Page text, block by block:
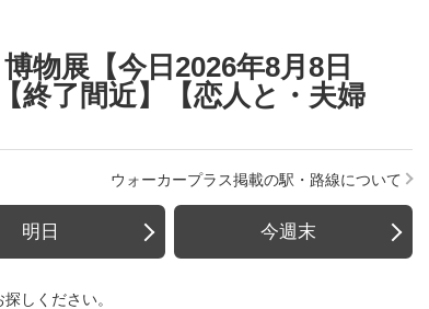
物展【今日2026年8月8日
終了間近】【恋人と・夫婦
ウォーカープラス掲載の駅・路線について
明日 今週末
しください。